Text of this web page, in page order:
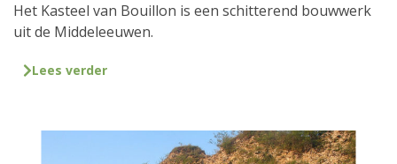
Het Kasteel van Bouillon is een schitterend bouwwerk
uit de Middeleeuwen.
Lees verder